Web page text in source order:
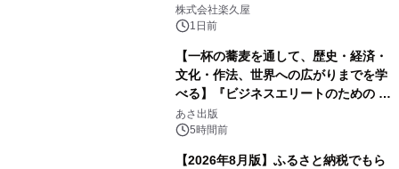
メニューを提供
株式会社楽久屋
1日前
【一杯の蕎麦を通して、歴史・経済・
文化・作法、世界への広がりまでを学
べる】『ビジネスエリートのための 教
養としての蕎麦』2026年8月25日
（火）発売
あさ出版
5時間前
【2026年8月版】ふるさと納税でもら